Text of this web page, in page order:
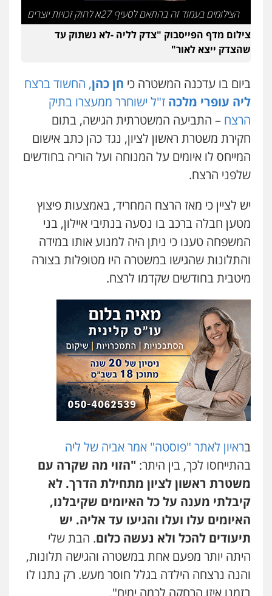
0505078733
0507446995
משרד עורכי דין טאי שרקי
פלילי אסירים תעבורה מרב"ד
0547556464
עו"ד אילן אלימלך
פלילי פשיעה חמורה תעבורה אסירים
0522992110
עו"ד שאדי נאטור
פלילי פשיעה חמורה מעצרים וחקירות
0509230800
גיל דביר – משרד עורכי דין
פלילי פשיעה כלכלית צווארון לבן
0506217771
סלימאן אבו שעירה – משרד עורכי דין
פלילי בטחוני צבאי נזיקין
עו"ד אסף גונן
פלילי פשע חמור תעבורה צבא מעצרים
וחקירות
0542255161
גל דהן – משרד עורך דין פלילי
פלילי פשיעה חמורה סמים מעצרים
וחקירות
0544723840
הצילומים בעמוד זה בהתאם לסעיף 27א לחוק זכויות יוצרים
צילום מדף הפייסבוק "צדק לליה -לא נשתוק עד
שהצדק ייצא לאור"
ביום בו עדכנה המשטרה כי חן כהן, החשוד ברצח
ליה עופרי מלכה ז"ל ישוחרר ממעצרו בתיק
הרצח – התביעה המשטרתית הגישה, בתום
חקירת משטרת ראשון לציון, נגד כהן כתב אישום
המייחס לו איומים על המנוחה ועל הוריה בחודשים
שלפני הרצח.
יש לציין כי מאז הרצח המחריד, באמצעות פיצוץ
מטען חבלה ברכב בו נסעה בנתיבי איילון, בני
המשפחה טענו כי ניתן היה למנוע אותו במידה
והתלונות שהגישו במשטרה היו מטופלות בצורה
מיטבית בחודשים שקדמו לרצח.
בראיון לאתר "פוסטה" אמר אביה של ליה
בהתייחסו לכך, בין היתר: "הזוי מה שקרה עם
משטרת ראשון לציון מתחילת הדרך. לא
קיבלתי מענה על כל האיומים שקיבלנו,
האיומים עלו ועלו והגיעו עד אליה. יש
תיעודים להכל ולא נעשה כלום. הבת שלי
היתה יותר מפעם אחת במשטרה והגישה תלונות,
והנה נרצחה הילדה בגלל חוסר מעש. רק נתנו לו
בזמנו איזו הרחקה לכמה ימים".